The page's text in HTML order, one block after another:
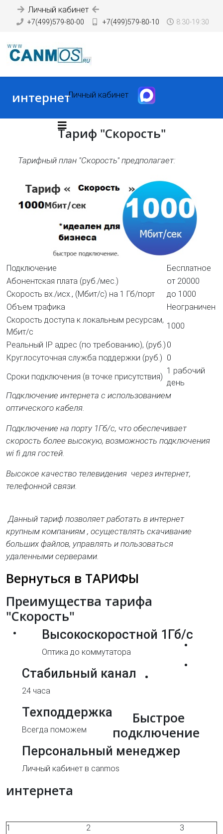
Личный кабинет
+7(499)579-80-00 +7(499)579-80-10 8:30-19:30
Личный кабинет
интернет
Тариф "Скорость"
Тарифный план "Скорость" предполагает:
Подключение
Бесплатное
Абонентская плата (руб./мес.)
от 20000
Скорость вх./исх., (Мбит/c) на 1 Гб/порт
до 1000
Объем трафика
Неограничен
Скорость доступа к локальным ресурсам,
Мбит/c
1000
Реальный IP адрес (по требованию), (руб.) 0
Круглосуточная служба поддержки (руб.) 0
Сроки подключения (в точке присутствия)
1 рабочий
день
Подключение интернета с использованием
оптического кабеля.
Подключение на порту 1Гб/с, что обеспечивает
скорость более высокую, возможность подключения
wi fi для гостей.
Высокое качество телевидения через интернет,
телефонной связи.
Данный тариф позволяет работать в интернет
крупным компаниям , осуществлять скачивание
больших файлов, управлять и пользоваться
удаленными серверами.
Вернуться в ТАРИФЫ
Преимущества тарифа
"Скорость"
Высокоскоростной 1Гб/с
Оптика до коммутатора
Стабильный канал
24 часа
Техподдержка
Всегда поможем
Персональный менеджер
Личный кабинет в canmos
Быстрое
подключение
интернета
1 2 3